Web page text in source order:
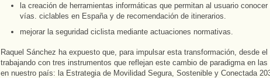
la creación de herramientas informáticas que permitan al usuario conocer
vías. ciclables en España y de recomendación de itinerarios.
mejorar la seguridad ciclista mediante actuaciones normativas.
Raquel Sánchez ha expuesto que, para impulsar esta transformación, desde
trabajando con tres instrumentos que reflejan este cambio de paradigma en
en nuestro país: la Estrategia de Movilidad Segura, Sostenible y Conectada